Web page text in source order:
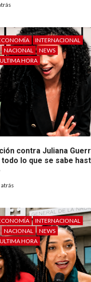
INTERNACIONAL
NACIONAL
NEWS
HORA
contra Juliana
todo lo que se sabe
INTERNACIONAL
NACIONAL
NEWS
HORA